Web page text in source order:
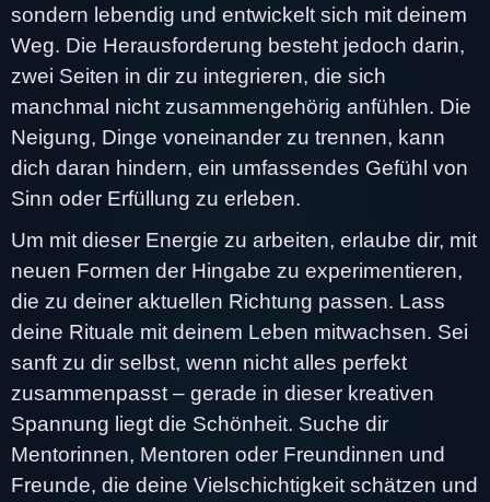
sondern lebendig und entwickelt sich mit deinem
Weg. Die Herausforderung besteht jedoch darin,
zwei Seiten in dir zu integrieren, die sich
manchmal nicht zusammengehörig anfühlen. Die
Neigung, Dinge voneinander zu trennen, kann
dich daran hindern, ein umfassendes Gefühl von
Sinn oder Erfüllung zu erleben.
Um mit dieser Energie zu arbeiten, erlaube dir, mit
neuen Formen der Hingabe zu experimentieren,
die zu deiner aktuellen Richtung passen. Lass
deine Rituale mit deinem Leben mitwachsen. Sei
sanft zu dir selbst, wenn nicht alles perfekt
zusammenpasst – gerade in dieser kreativen
Spannung liegt die Schönheit. Suche dir
Mentorinnen, Mentoren oder Freundinnen und
Freunde, die deine Vielschichtigkeit schätzen und